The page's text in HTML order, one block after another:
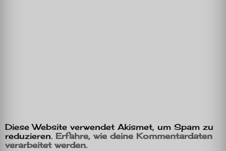
Diese Website verwendet Akismet, um Spam zu
reduzieren. Erfahre, wie deine Kommentardaten
verarbeitet werden.